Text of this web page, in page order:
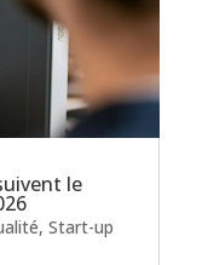
le
, Start-up